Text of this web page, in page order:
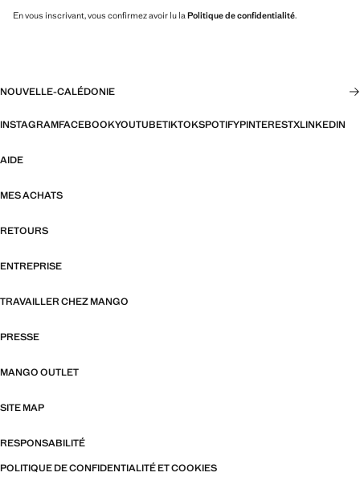
En vous inscrivant, vous confirmez avoir lu la Politique de confidentialité.
NOUVELLE-CALÉDONIE
INSTAGRAMFACEBOOKYOUTUBETIKTOKSPOTIFYPINTERESTXLINKEDIN
AIDE
MES ACHATS
RETOURS
ENTREPRISE
TRAVAILLER CHEZ MANGO
PRESSE
MANGO OUTLET
SITE MAP
RESPONSABILITÉ
POLITIQUE DE CONFIDENTIALITÉ ET COOKIES